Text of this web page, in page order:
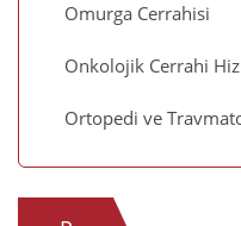
Omurga Cerrahisi
Onkolojik Cerrahi
Ortopedi ve